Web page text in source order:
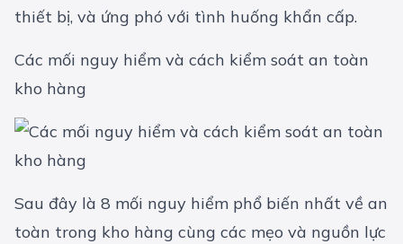
thiết bị, và ứng phó với tình huống khẩn cấp.
Các mối nguy hiểm và cách kiểm soát an toàn
kho hàng
Sau đây là 8 mối nguy hiểm phổ biến nhất về an
toàn trong kho hàng cùng các mẹo và nguồn lực